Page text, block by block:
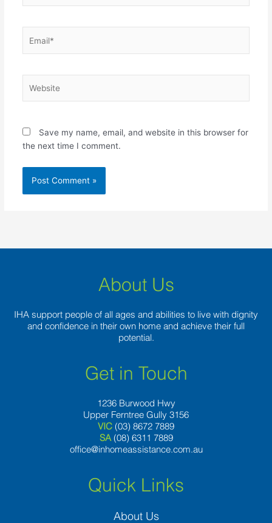
Save my name, email, and website in this browser for
the next time I comment.
About Us
IHA support people of all ages and abilities to live with dignity
and confidence in their own home and achieve their full
potential.
Get in Touch
1236 Burwood Hwy
Upper Ferntree Gully 3156
VIC (03) 8672 7889
SA (08) 6311 7889
office@inhomeassistance.com.au
Quick Links
About Us